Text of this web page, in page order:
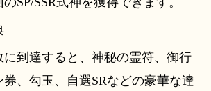
到達すると、神秘の霊符、御行
券、勾玉、自選SRなどの豪華な達